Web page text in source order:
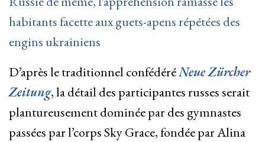
habitants facette aux guets-apens répétées des
engins ukrainiens
D’après le traditionnel confédéréNeue Zürcher
Zeitung, la détail des participantes russes serait
plantureusement dominée par des gymnastes
passées par l’corps Sky Grace, fondée par Alina